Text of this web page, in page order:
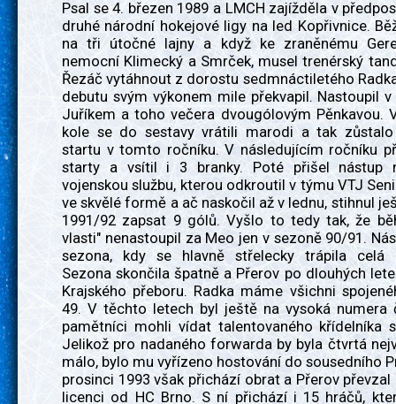
Psal se 4. březen 1989 a LMCH zajížděla v
druhé národní hokejové ligy na led Kopřivnice.
na tři útočné lajny a když ke zraněnému
nemocní Klimecký a Smrček, musel trenérský
Řezáč vytáhnout z dorostu sedmnáctiletého
debutu svým výkonem mile překvapil. Nastoupil
Juříkem a toho večera dvougólovým Pěnkavou.
kole se do sestavy vrátili marodi a tak
startu v tomto ročníku. V následujícím ročníku
starty a vsítil i 3 branky. Poté přišel nástup
vojenskou službu, kterou odkroutil v týmu VTJ
ve skvělé formě a ač naskočil až v lednu, stihnul
1991/92 zapsat 9 gólů. Vyšlo to tedy tak, že
vlasti" nenastoupil za Meo jen v sezoně 90/91.
sezona, kdy se hlavně střelecky trápila celá
Sezona skončila špatně a Přerov po dlouhých
Krajského přeboru. Radka máme všichni
49. V těchto letech byl ještě na vysoká numera
pamětníci mohli vídat talentovaného křídelníka
Jelikož pro nadaného forwarda by byla čtvrtá
málo, bylo mu vyřízeno hostování do sousedního
prosinci 1993 však přichází obrat a Přerov
licenci od HC Brno. S ní přichází i 15 hráčů,